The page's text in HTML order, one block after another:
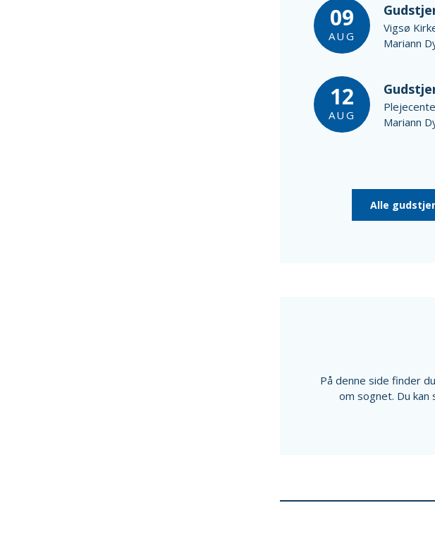
09
AUG
Vigsø
Mariann
12
AUG
Mariann
Alle
På denne side finder
om sognet. Du